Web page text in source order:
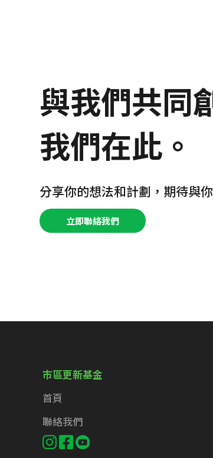
與我們共同
我們在此。
分享你的想法和計劃，期待與
立即聯絡我們
市區更新基金
首頁
聯絡我們